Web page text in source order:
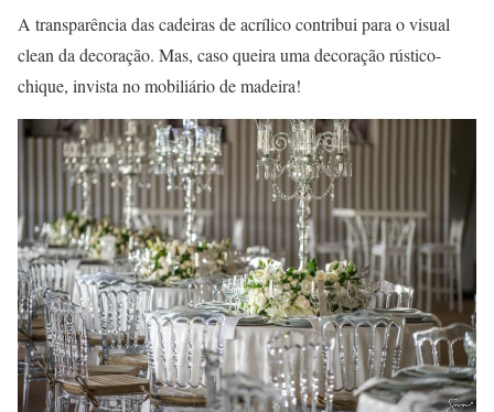
A transparência das cadeiras de acrílico contribui para o visual
clean da decoração. Mas, caso queira uma decoração rústico-
chique, invista no mobiliário de madeira!